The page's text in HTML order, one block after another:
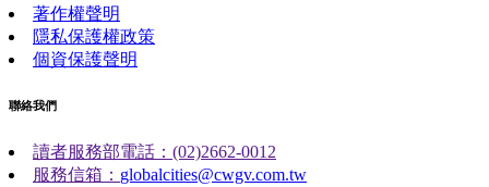
著作權聲明
隱私保護權政策
個資保護聲明
聯絡我們
讀者服務部電話：(02)2662-0012
服務信箱： globalcities@cwgv.com.tw